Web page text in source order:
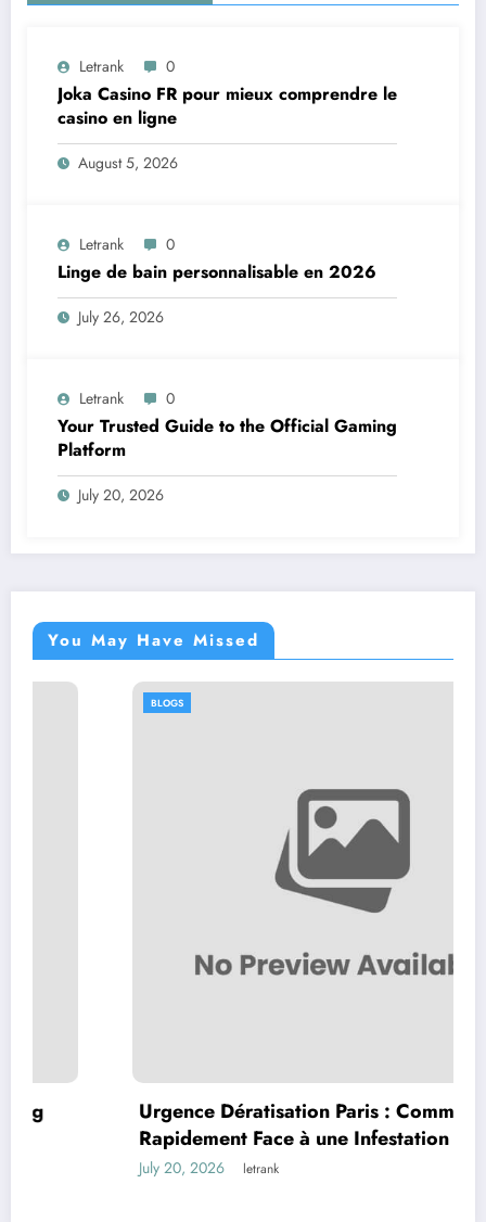
Letrank 0
Joka Casino FR pour mieux comprendre le
casino en ligne
August 5, 2026
Letrank 0
Linge de bain personnalisable en 2026
July 26, 2026
Letrank 0
Your Trusted Guide to the Official Gaming
Platform
July 20, 2026
You May Have Missed
Urgence Dératisation Paris : Comment Agir
Rapidement Face à une Infestation de
letrank